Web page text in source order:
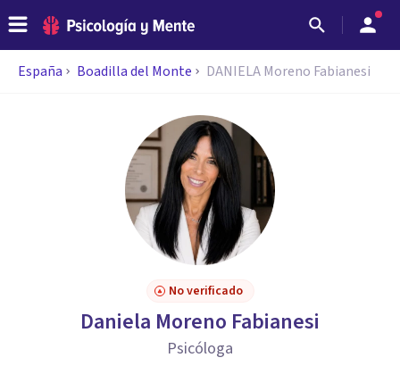
España Boadilla del Monte DANIELA Moreno Fabianesi
No verificado
Daniela Moreno Fabianesi
Psicóloga